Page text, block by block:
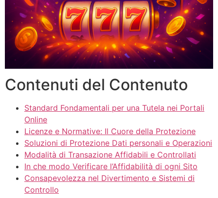
Contenuti del Contenuto
Standard Fondamentali per una Tutela nei Portali
Online
Licenze e Normative: Il Cuore della Protezione
Soluzioni di Protezione Dati personali e Operazioni
Modalità di Transazione Affidabili e Controllati
In che modo Verificare l’Affidabilità di ogni Sito
Consapevolezza nel Divertimento e Sistemi di
Controllo